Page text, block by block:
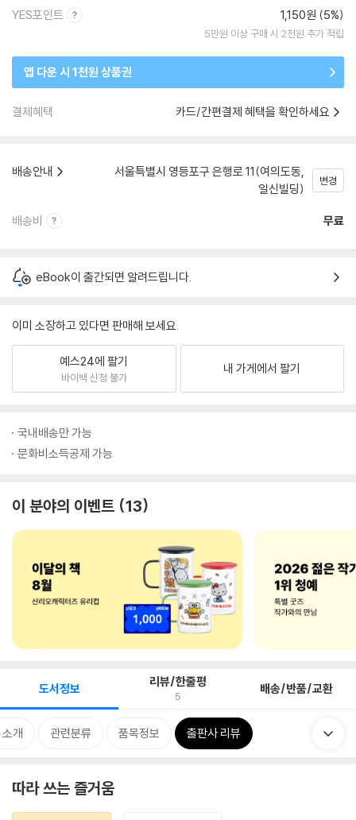
YES포인트 1,150원 (5%)
5만원 이상 구매 시 2천원 추가 적립
앱 다운 시 1천원 상품권
결제혜택 카드/간편결제 혜택을 확인하세요
배송안내
서울특별시 영등포구 은행로 11(여의도동,
일신빌딩)
변경
배송비 무료
eBook이 출간되면 알려드립니다.
이미 소장하고 있다면 판매해 보세요.
예스24에 팔기
바이백 신청 불가
내 가게에서 팔기
국내배송만 가능
문화비소득공제 가능
이 분야의 이벤트 13
도서정보 리뷰/한줄평
5 배송/반품/교환
개 관련분류 품목정보 출판사 리뷰
따라 쓰는 즐거움